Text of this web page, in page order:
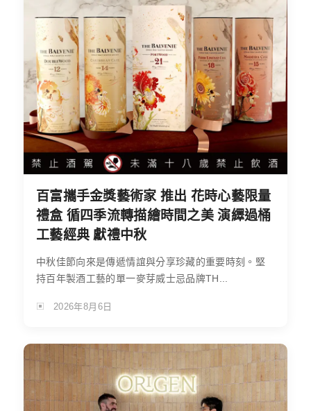
百富攜手金獎藝術家 推出 花時心藝限量
禮盒 循四季流轉描繪時間之美 演繹過桶
工藝經典 獻禮中秋
中秋佳節向來是傳遞情誼與分享珍藏的重要時刻。堅
持百年製酒工藝的單一麥芽威士忌品牌TH...
2026年8月6日